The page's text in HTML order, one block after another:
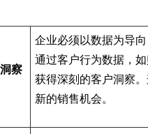
察
企业必须以数据为导
通过客户行为数据，
获得深刻的客户洞察
新的销售机会。